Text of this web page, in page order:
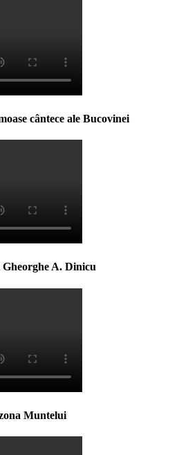
cântece ale Bucovinei
A. Dinicu
Muntelui